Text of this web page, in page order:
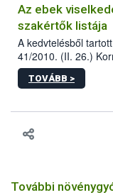
Az ebek
szakértők listája
A kedvtelésből
41/2010. (II. 26.)
sérülés, illetve
hatósági
vonni az ebek
TOVÁBB >
További